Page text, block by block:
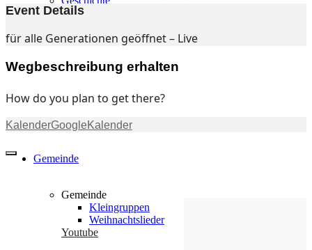
Neu hier
Veranstaltungen
Gemeinde
Gemeinde
Kleingruppen
Weihnachtslieder
Youtube
Event Details
für alle Generationen geöffnet – Live
Wegbeschreibung erhalten
How do you plan to get there?
KalenderGoogleKalender